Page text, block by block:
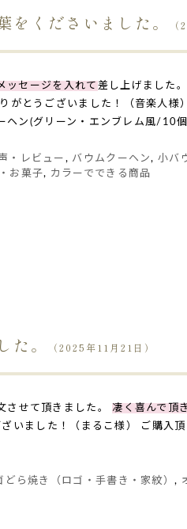
くださいました。
ッセージを入れて 差し上げました
がとうございました！（音楽人様
ヘン(グリーン・エンブレム風/10
・レビュー , バウムクーヘン,小バ
お菓子, カラーでできる商品
。 （2025年11月21日）
させて頂きました。 凄く喜んで頂
いました！（まるこ様） ご購入
どら焼き（ロゴ・手書き・家紋）,